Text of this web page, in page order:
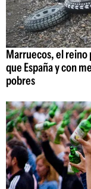
Marruecos, el reino
que España y con
pobres